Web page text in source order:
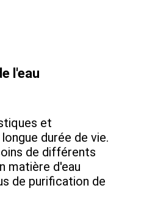
l'eau
et
durée de vie.
de différents
matière d'eau
de purification de